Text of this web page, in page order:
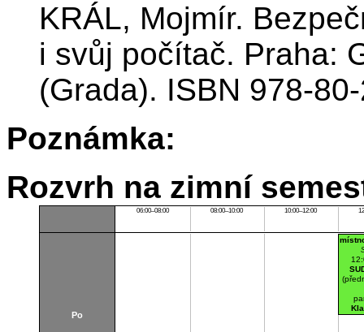
KRÁL, Mojmír.
i svůj počítač. Praha:
(Grada). ISBN 978-
Poznámka:
Rozvrh na zimní
06:00–08:00 08:00–10:00 10:00–12:00
Po